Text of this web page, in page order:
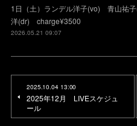
1日（土）ランデル洋子(vo) 青山
洋(dr) charge¥3500
2026.05.21 09:07
2025.10.04 13:00
2025年12月 LIVEスケジュ
ール